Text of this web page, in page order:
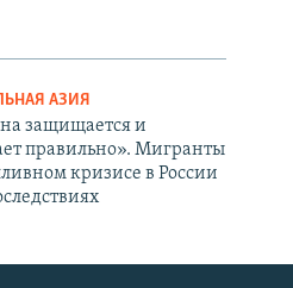
АЗИЯ
защищается и
правильно». Мигранты
кризисе в России